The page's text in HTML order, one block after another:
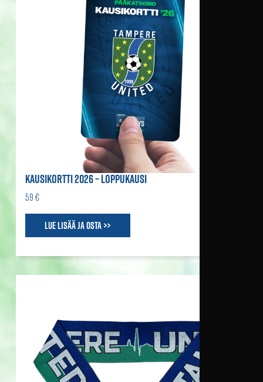
KAUSIKORTTI 2026 – LOPPUKAUSI
59 €
Lue lisää ja osta >>